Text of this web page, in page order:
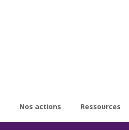
Nos actions Ressources